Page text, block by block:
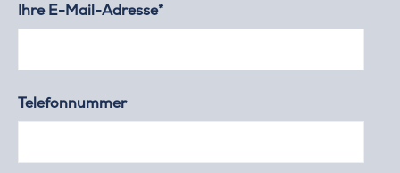
Ihre E-Mail-Adresse*
Telefonnummer